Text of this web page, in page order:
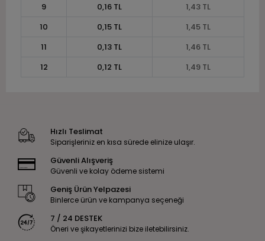
9
0,16 TL
1,43 TL
10
0,15 TL
1,45 TL
11
0,13 TL
1,46 TL
12
0,12 TL 1,49 TL
Hızlı Teslimat
Siparişleriniz en kısa sürede elinize ulaşır.
Güvenli Alışveriş
Güvenli ve kolay ödeme sistemi
Geniş Ürün Yelpazesi
Binlerce ürün ve kampanya seçeneği
7 / 24 DESTEK
Öneri ve şikayetlerinizi bize iletebilirsiniz.